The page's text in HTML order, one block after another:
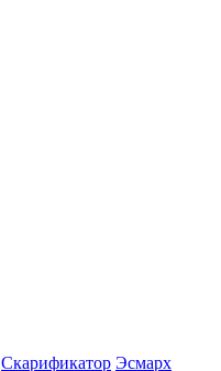
Скарификатор Эсмарх